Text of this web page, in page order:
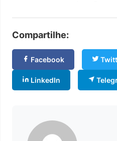
Compartilhe:
Facebook
LinkedIn